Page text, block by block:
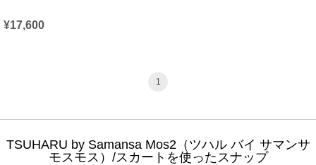
¥17,600
1
TSUHARU by Samansa Mos2（ツハル バイ サマンサ
モスモス）/スカートを使ったスナップ